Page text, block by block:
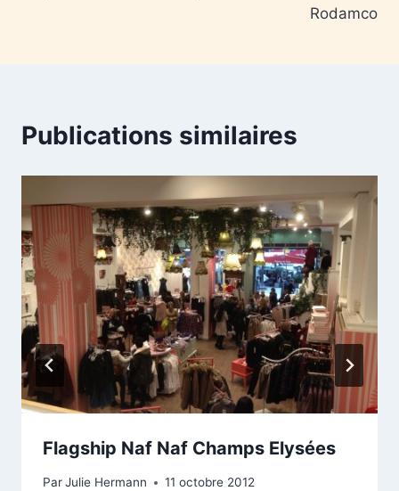
Rodamco
Publications similaires
Flagship Naf Naf Champs Elysées
ParJulie Hermann 11 octobre 2012